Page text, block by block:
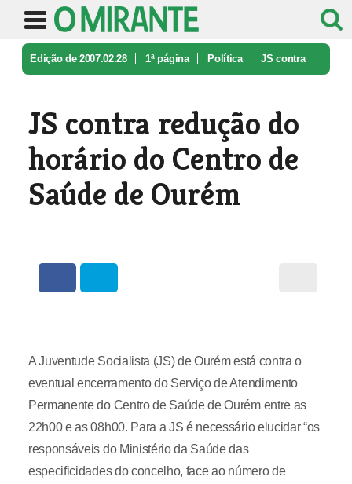
Edição de 2007.02.28 1ª página Política JS contra
JS contra redução do
horário do Centro de
Saúde de Ourém
A Juventude Socialista (JS) de Ourém está contra o
eventual encerramento do Serviço de Atendimento
Permanente do Centro de Saúde de Ourém entre as
22h00 e as 08h00. Para a JS é necessário elucidar “os
responsáveis do Ministério da Saúde das
especificidades do concelho, face ao número de